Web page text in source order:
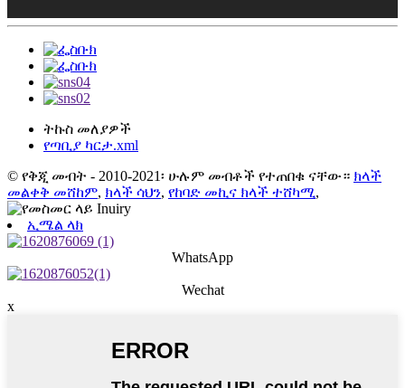
ትኩስ መለያዎች
የጣቢያ ካርታ.xml
© የቅጂ መብት - 2010-2021፡ ሁሉም መብቶች የተጠበቁ ናቸው። ክላች
መልቀቅ መሸከም, ክላች ሳህን, የከባድ መኪና ክላች ተሸካሚ,
ኢሜል ላክ
WhatsApp
Wechat
x